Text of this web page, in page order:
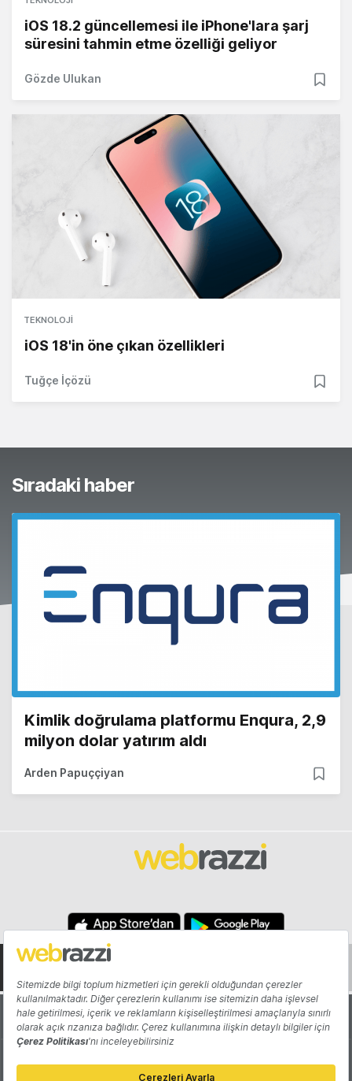
iOS 18.2 güncellemesi ile iPhone'lara şarj
süresini tahmin etme özelliği geliyor
Gözde Ulukan
TEKNOLOJI
iOS 18'in öne çıkan özellikleri
Tuğçe İçözü
Sıradaki haber
Kimlik doğrulama platformu Enqura, 2,9
milyon dolar yatırım aldı
Arden Papuççiyan
Hakkında Yazarlar
Katkıda Bulun Reklam